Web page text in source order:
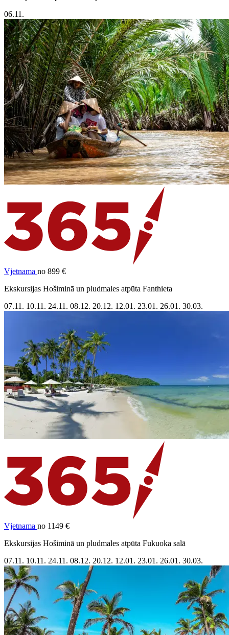
06.11.
Vjetnama no 899 €
Ekskursijas Hošiminā un pludmales atpūta Fanthieta
07.11. 10.11. 24.11. 08.12. 20.12. 12.01. 23.01. 26.01. 30.03.
Vjetnama no 1149 €
Ekskursijas Hošiminā un pludmales atpūta Fukuoka salā
07.11. 10.11. 24.11. 08.12. 20.12. 12.01. 23.01. 26.01. 30.03.